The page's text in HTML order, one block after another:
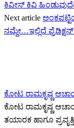
ಕಿವೀಸ್ ಕಿವಿ
Next article
ನಮ್ದೇ…ಇಲ್ಲಿದೆ
ಕೋಟ ರಾಮಕೃಷ್ಣ
ಕೋಟ ರಾಮಕೃಷ್ಣ
ತಯಾರಕ ಹಾಗೂ